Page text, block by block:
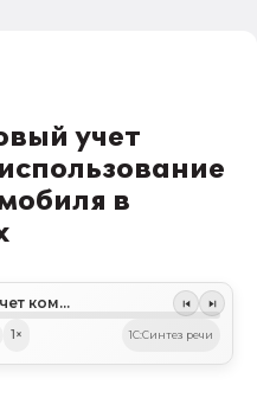
учет
в
Как вести налоговый учет компенсаций за использование личного электромобиля в служебных целях
1× 1C:Синтез речи